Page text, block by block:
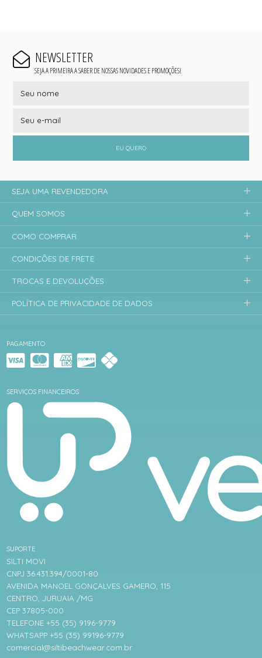
NEWSLETTER
SEJA A PRIMEIRA A SABER DE NOSSAS NOVIDADES E PROMOÇÕES!
EU QUERO
PAGAMENTO
SERVIÇOS FINANCEIROS
SUPORTE
SILTI MOVI
CNPJ 36.431.394/0001-80
AVENIDA MANOEL GONÇALVES GAMERO, 115
CENTRO, JURUAIA /MG
CEP 37805-000
TELEFONE +55 (35) 9196-9779
WHATSAPP +55 (35) 99196-9779
comercial@siltibeachwear.com.br
SEJA UMA REVENDEDORA
QUEM SOMOS
COMO COMPRAR
CONDIÇÕES DE FRETE
TROCAS E DEVOLUÇÕES
POLÍTICA DE PRIVACIDADE DE DADOS